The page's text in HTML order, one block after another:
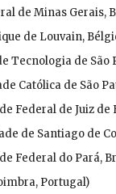
de Minas Gerais,
de Louvain,
Tecnologia de
Católica de São
Federal de Juiz de
de Santiago de
Federal do Pará,
Portugal)